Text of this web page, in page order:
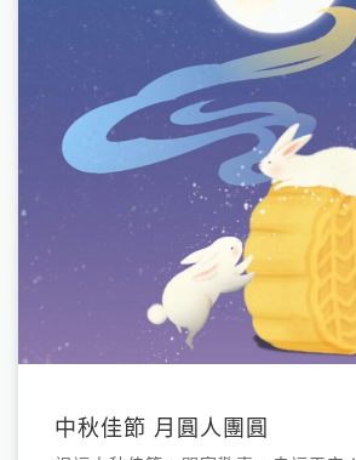
中秋佳節 月圓人團圓